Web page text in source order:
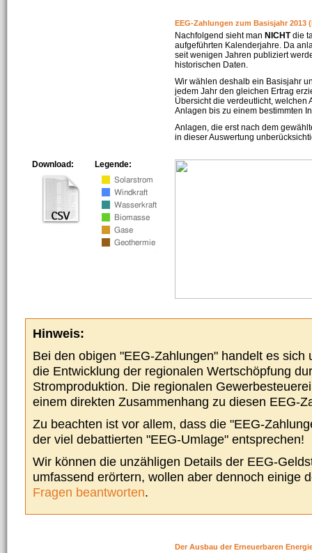
EEG-Zahlungen zum Basisjahr 2013
Nachfolgend sieht man NICHTdie
aufgeführten Kalenderjahre. Da
seit wenigen Jahren publiziert
historischen Daten.
Wir wählen deshalb ein Basisjahr
jedem Jahr den gleichen Ertrag
Übersicht die verdeutlicht, welchen
Anlagen bis zu einem bestimmten
Anlagen, die erst nach dem
in dieser Auswertung
Legende:
Download:
Hinweis:
Bei den obigen "EEG-Zahlungen" handelt es sich
die Entwicklung der regionalen Wertschöpfung
Stromproduktion. Die regionalen
einem direkten Zusammenhang zu diesen EEG-
Zu beachten ist vor allem, dass die "EEG-
der viel debattierten "EEG-Umlage" entsprechen!
Wir können die unzähligen Details der EEG-
umfassend erörtern, wollen aber dennoch einige
Fragen beantworten.
Der Ausbau der Erneuerbaren